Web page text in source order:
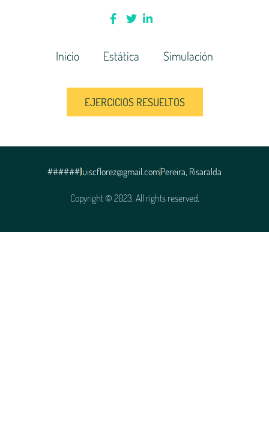
Inicio Estática Simulación
EJERCICIOS RESUELTOS
Copyright © 2023. All rights reserved.
######luiscflorez@gmail.comPereira, Risaralda